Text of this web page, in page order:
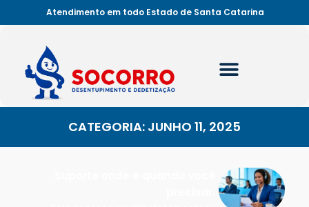
Atendimento em todo Estado de Santa Catarina
CATEGORIA: JUNHO 11, 2025